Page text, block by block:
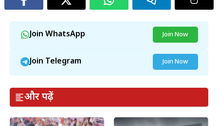
Join WhatsApp Join Now
Join Telegram Join Now
और पढ़ें